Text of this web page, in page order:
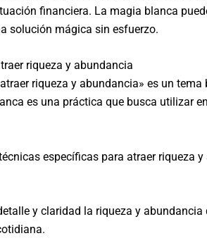
financiera. La magia blanca
solución mágica sin esfuerzo.
riqueza y abundancia
riqueza y abundancia» es un
es una práctica que busca utilizar
específicas para atraer
y claridad la riqueza y